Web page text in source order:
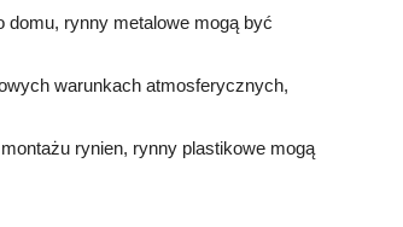
rynny metalowe mogą być
warunkach atmosferycznych,
rynien, rynny plastikowe mogą